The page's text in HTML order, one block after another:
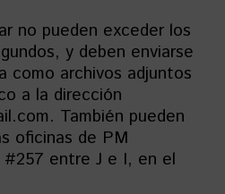
no pueden exceder los
y deben enviarse
como archivos adjuntos
a la dirección
También pueden
oficinas de PM
#257 entre J e I, en el